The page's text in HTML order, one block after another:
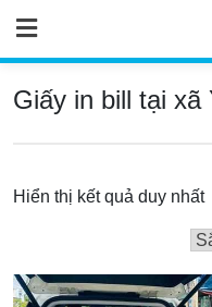
content
Giấy in bill tại xã
Hiển thị kết quả duy nhất